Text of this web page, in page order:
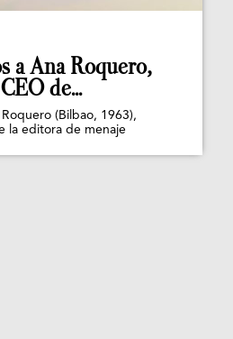
a Ana Roquero,
de...
(Bilbao, 1963),
la editora de menaje